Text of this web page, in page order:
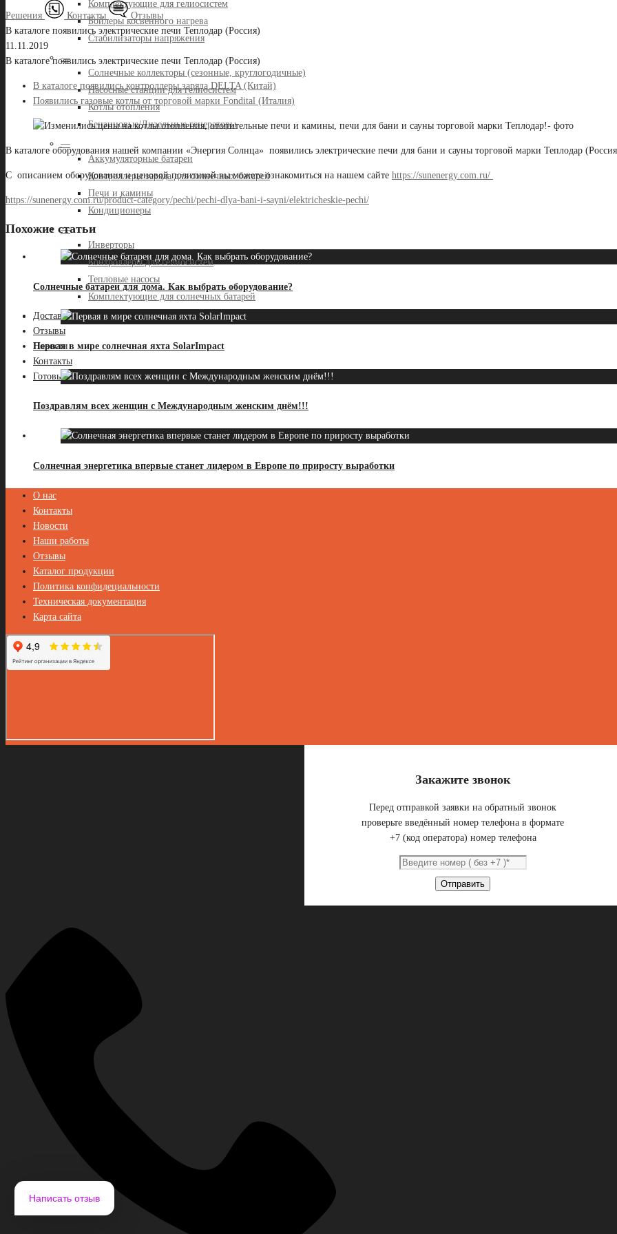
Комплектующие для гелиосистем
Бойлеры косвенного нагрева
Стабилизаторы напряжения
—
Солнечные коллекторы (сезонные, круглогодичные)
Насосные станции для гелиосистем
Котлы отопления
Бензиновые/Дизельные генераторы
—
Аккумуляторные батареи
Контроллеры заряда для солнечных батарей
Печи и камины
Кондиционеры
—
Инверторы
Контроллеры для гелиосистем
Тепловые насосы
Комплектующие для солнечных батарей
Доставка, оплата
Отзывы
Новости
Контакты
Готовые решения-2
Решения Контакты
Отзывы
В каталоге появились электрические печи Теплодар (Россия)
11.11.2019
В каталоге появились электрические печи Теплодар (Россия)
В каталоге появились контроллеры заряда DELTA (Китай)
Появились газовые котлы от торговой марки Fondital (Италия)
В каталоге оборудования нашей компании «Энергия Солнца» появились электрические печи для бани и сауны торговой марки Теплодар
С описанием оборудования и ценовой политикой вы можете ознакомиться на нашем сайте https://sunenergy.com.ru/
https://sunenergy.com.ru/product-category/pechi/pechi-dlya-bani-i-sayni/elektricheskie-pechi/
Похожие статьи
Солнечные батареи для дома. Как выбрать оборудование?
Первая в мире солнечная яхта SolarImpact
Поздравлям всех женщин с Международным женским днём!!!
Солнечная энергетика впервые станет лидером в Европе по приросту выработки
О нас
Контакты
Новости
Наши работы
Отзывы
Каталог продукции
Политика конфидециальности
Техническая документация
Карта сайта
Закажите звонок
Перед отправкой заявки на обратный звонок
проверьте введённый номер телефона в формате
+7 (код оператора) номер телефона
Отправить
Написать отзыв